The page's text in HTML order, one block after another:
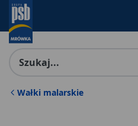
Wałki malarskie